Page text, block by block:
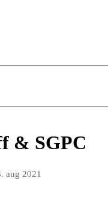
& SGPC
aug 2021